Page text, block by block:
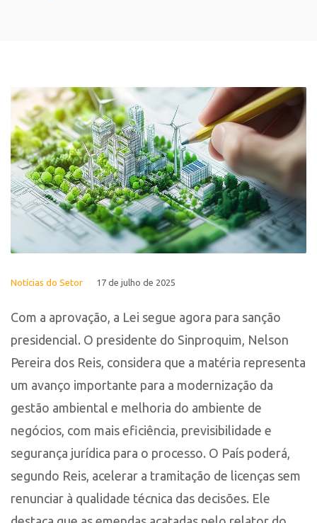
Notícias do Setor 17 de julho de 2025
Com a aprovação, a Lei segue agora para sanção
presidencial. O presidente do Sinproquim, Nelson
Pereira dos Reis, considera que a matéria representa
um avanço importante para a modernização da
gestão ambiental e melhoria do ambiente de
negócios, com mais eficiência, previsibilidade e
segurança jurídica para o processo. O País poderá,
segundo Reis, acelerar a tramitação de licenças sem
renunciar à qualidade técnica das decisões. Ele